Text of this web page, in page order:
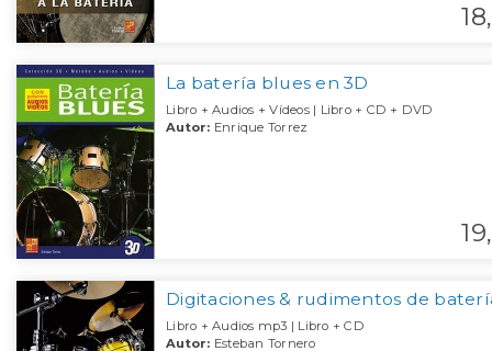
18,
La batería blues en 3D
Libro + Audios + Vídeos | Libro + CD + DVD
Autor: Enrique Torrez
19,
Digitaciones & rudimentos de
Libro + Audios mp3 | Libro + CD
Autor: Esteban Tornero